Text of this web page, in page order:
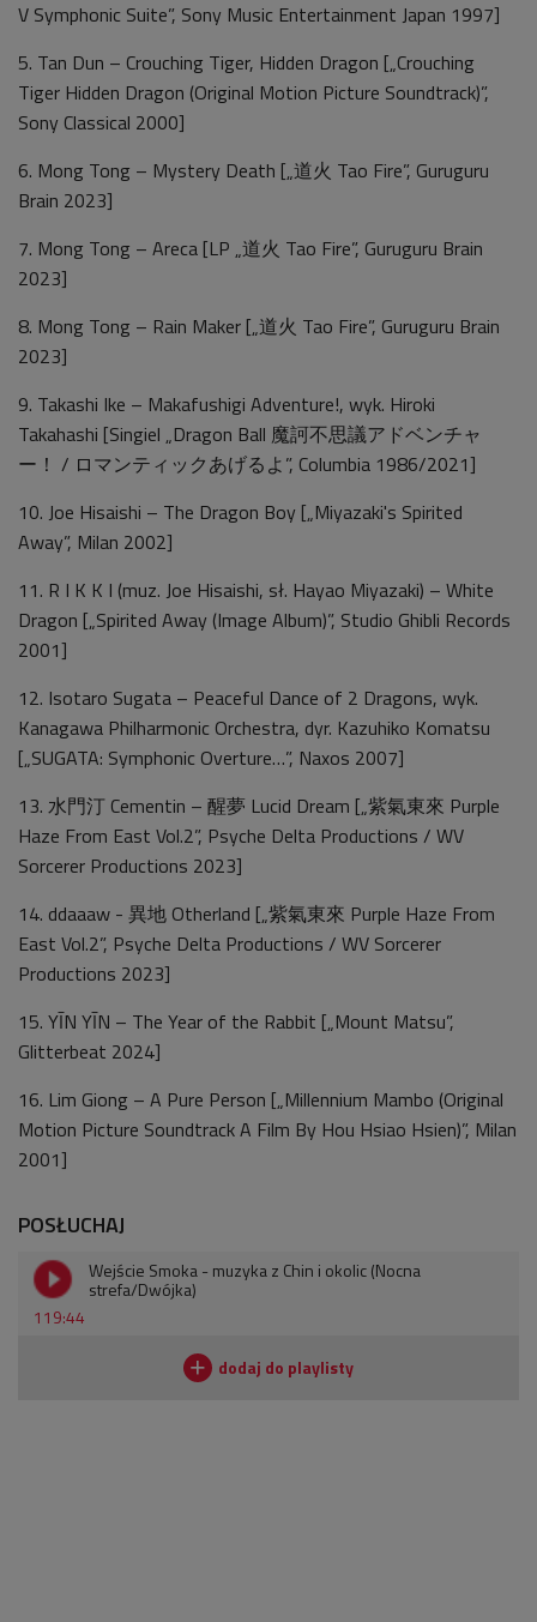
V Symphonic Suite”, Sony Music Entertainment Japan 1997]
5. Tan Dun – Crouching Tiger, Hidden Dragon [„Crouching
Tiger Hidden Dragon (Original Motion Picture Soundtrack)”,
Sony Classical 2000]
6. Mong Tong – Mystery Death [„道火 Tao Fire”, Guruguru
Brain 2023]
7. Mong Tong – Areca [LP „道火 Tao Fire”, Guruguru Brain
2023]
8. Mong Tong – Rain Maker [„道火 Tao Fire”, Guruguru Brain
2023]
9. Takashi Ike – Makafushigi Adventure!, wyk. Hiroki
Takahashi [Singiel „Dragon Ball 魔訶不思議アドベンチャ
ー！ / ロマンティックあげるよ”, Columbia 1986/2021]
10. Joe Hisaishi – The Dragon Boy [„Miyazaki's Spirited
Away”, Milan 2002]
11. R I K K I (muz. Joe Hisaishi, sł. Hayao Miyazaki) – White
Dragon [„Spirited Away (Image Album)”, Studio Ghibli Records
2001]
12. Isotaro Sugata – Peaceful Dance of 2 Dragons, wyk.
Kanagawa Philharmonic Orchestra, dyr. Kazuhiko Komatsu
[„SUGATA: Symphonic Overture…”, Naxos 2007]
13. 水門汀 Cementin – 醒夢 Lucid Dream [„紫氣東來 Purple
Haze From East Vol.2”, Psyche Delta Productions / WV
Sorcerer Productions 2023]
14. ddaaaw - 異地 Otherland [„紫氣東來 Purple Haze From
East Vol.2”, Psyche Delta Productions / WV Sorcerer
Productions 2023]
15. YĪN YĪN – The Year of the Rabbit [„Mount Matsu”,
Glitterbeat 2024]
16. Lim Giong – A Pure Person [„Millennium Mambo (Original
Motion Picture Soundtrack A Film By Hou Hsiao Hsien)”, Milan
2001]
POSŁUCHAJ
119:44
Wejście Smoka - muzyka z Chin i okolic (Nocna
strefa/Dwójka)